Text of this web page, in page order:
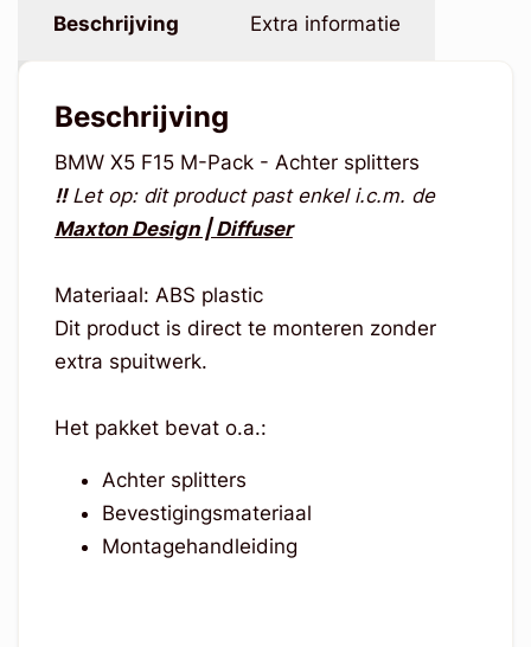
Beschrijving Extra informatie
Beschrijving
BMW X5 F15 M-Pack - Achter splitters
!!Let op: dit product past enkel i.c.m. de
Maxton Design | Diffuser
Materiaal: ABS plastic
Dit product is direct te monteren zonder
extra spuitwerk.
Het pakket bevat o.a.:
Achter splitters
Bevestigingsmateriaal
Montagehandleiding